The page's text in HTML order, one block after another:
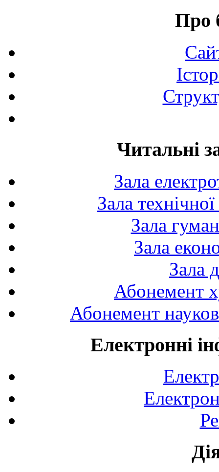
Про
Читальні
Зала
Зала
Зала
Зала
Зала
Абонемент
Абонемент
Електронні